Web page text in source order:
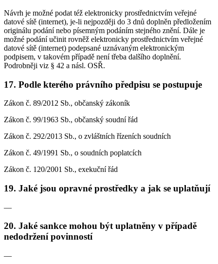
Návrh je možné podat též elektronicky prostřednictvím veřejné
datové sítě (internet), je-li nejpozději do 3 dnů doplněn předložením
originálu podání nebo písemným podáním stejného znění. Dále je
možné podání učinit rovněž elektronicky prostřednictvím veřejné
datové sítě (internet) podepsané uznávaným elektronickým
podpisem, v takovém případě není třeba dalšího doplnění.
Podrobněji viz § 42 a násl. OSŘ.
17. Podle kterého právního předpisu se postupuje
Zákon č. 89/2012 Sb., občanský zákoník
Zákon č. 99/1963 Sb., občanský soudní řád
Zákon č. 292/2013 Sb., o zvláštních řízeních soudních
Zákon č. 49/1991 Sb., o soudních poplatcích
Zákon č. 120/2001 Sb., exekuční řád
19. Jaké jsou opravné prostředky a jak se uplatňují
—
20. Jaké sankce mohou být uplatněny v případě
nedodržení povinností
—